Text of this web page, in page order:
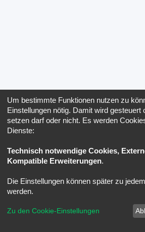
Um bestimmte Funktionen nutzen zu
Einstellungen nötig. Damit wird gesteuert
setzen darf oder nicht. Es werden
Dienste:
Technisch notwendige Cookies,
Kompatible Erweiterungen.
Die Einstellungen können später zu
werden.
Zu den Cookie-Einstellungen